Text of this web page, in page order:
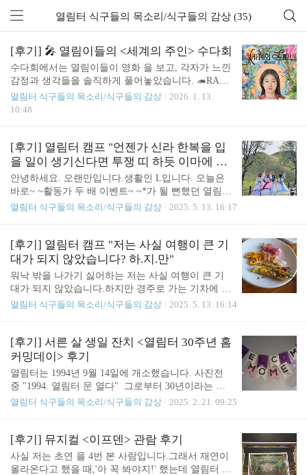
열림터 식구들의 목소리/식구들의 감상 (35)
[후기] 🎤 열림이들의 <세계의 주인> 수다회
수다회에서는 열림이들이 영화 을 보고, 각자가 느낀
감정과 생각들을 솔직하게 풀어놓았습니다. 🦔RA세
차장 씬만 기억나. 왜 거기서 그렇게 발악했는지 알
겠더라. 시끄러우니까 그 안에서야 안전하게 울고불
이 많이 됐어. 🍋LE첫 장면이 너무 강렬했어. 영상미
없이 진짜 10대의 서툰 키스. 그리고 주인이가 남자
애한테 주먹 날리던 장면도 생생하고.교장실에서 피
해를 고백한 뒤 세차장에서 주인이 모녀의 뒷모습 보
면서 ‘여기서 뭐 나오겠구나’ 감이 왔지. 세차장 씬
보면서 나도 엄청 울었어.주인이가 엄마한테 울분을
리게 했거든.감독 코멘터리에선 그게 첫 폭발이 아니
었..
열림터 식구들의 목소리/식구들의 감상
2026. 1. 13.
10:48
[후기] 열림터 캠프 "언젠가 신라 한복을 입
을 일이 생기신다면 투쟁 띠 하듯 이마에 머
리 장식을 둘러보세요!"
안녕하세요. 오랜만입니다.생활인 L입니다. 오늘은
바로~ ~활동가 두 배 이벤트~ ~*가 될 뻔했던 열림투
어 후기입니다. 🚂☀️🚂☀️ 이번 여행지 경주! 경주하
로는 감히 따라 할 수 없는 '태'가 나기 때문이었던 것
같습니다.하지만 그냥 한복은 서울에도 많이 있어
'경주에서 꼭 한복을 입고 말 테야!'하는 다짐까지는
없던 차에 뇌리를 스쳐간 한 단어가 있었습니다. '신
라'. 고려도 조선도 생활 한복도 아닌 신라 한복을 입
고 경주 시내를 돌아다닌다? 이거 너무 느낌 좋지 않
신라 한복을 입고 경주 곳곳을 누비며 인생 사진을
건질 수 있었습니다👍 특히 ..
열림터 식구들의 목소리/식구들의 감상 2025. 5. 13. 16:17
[후기] 열림터 캠프 "저는 사실 여행이 큰 기
대가 되지 않았습니다? 하.지.만"
워낙 밖을 나가기 싫어하는 저는 사실 여행이 큰 기
대가 되지 않았습니다.하지만 경주로 가는 기차에 오
른 순간 마음이 들뜨기 시작했고 기대가 되지 않았던
첫 경주 여행이었습니다.첫 경주 여행 그리고 첫 열
림이 여행.아마 기차에 오름과 동시에 실감이 나기
시작하면서 무의식적으로 기대를 하게 된 게 아닐까
싶습니다.원래 처음은 누구든 떨리기 마련이니까요.
경주 여행의 시작은 사찰 음식을 먹는 것이었습니다.
이것 역시 처음이었는데요.평소 초록색 음식을 안 먹
서 채소만으로도 이런 맛을 낼 수 있구나, 초록색 음
식 나쁘지 않은걸? 하는 생각을 가지게 되었고또 불
교에선 ..
열림터 식구들의 목소리/식구들의 감상 2025. 5. 13. 16:14
[후기] 서른 살 생일 잔치 <열림터 30주년 홈
커밍데이> 후기
열림터는 1994년 9월 14일에 개소했습니다. 사진전
중 "1994. 열림터 문 열다" 그로부터 30년이라는 세
월이 흘러 어느덧 서른살이 되었네요. 열림터는 20
를 보여드릴게요. 집에 온걸 환영해요 포스트잇 참
여코너 "어느 야간활동가의 고민" 포스트잇 참여코
너 "솔직당당하고픈 생활인의 고민" 는 생활인들이
열림터 식구들의 목소리/식구들의 감상 2025. 2. 21. 09:25
[후기] 뮤지컬 <이프덴> 관람 후기
사실 저는 초연 을 4번 본 사람입니다.그래서 재연이
올라온다고 했을 때,'아 꼭 봐야지!' 했는데 열림터 연